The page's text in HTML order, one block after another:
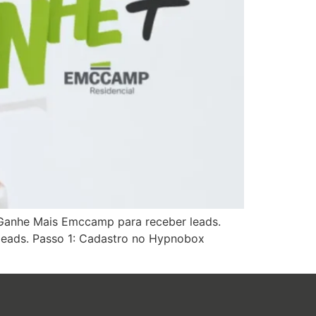
Mais Emccamp para receber leads.
Passo 1: Cadastro no Hypnobox